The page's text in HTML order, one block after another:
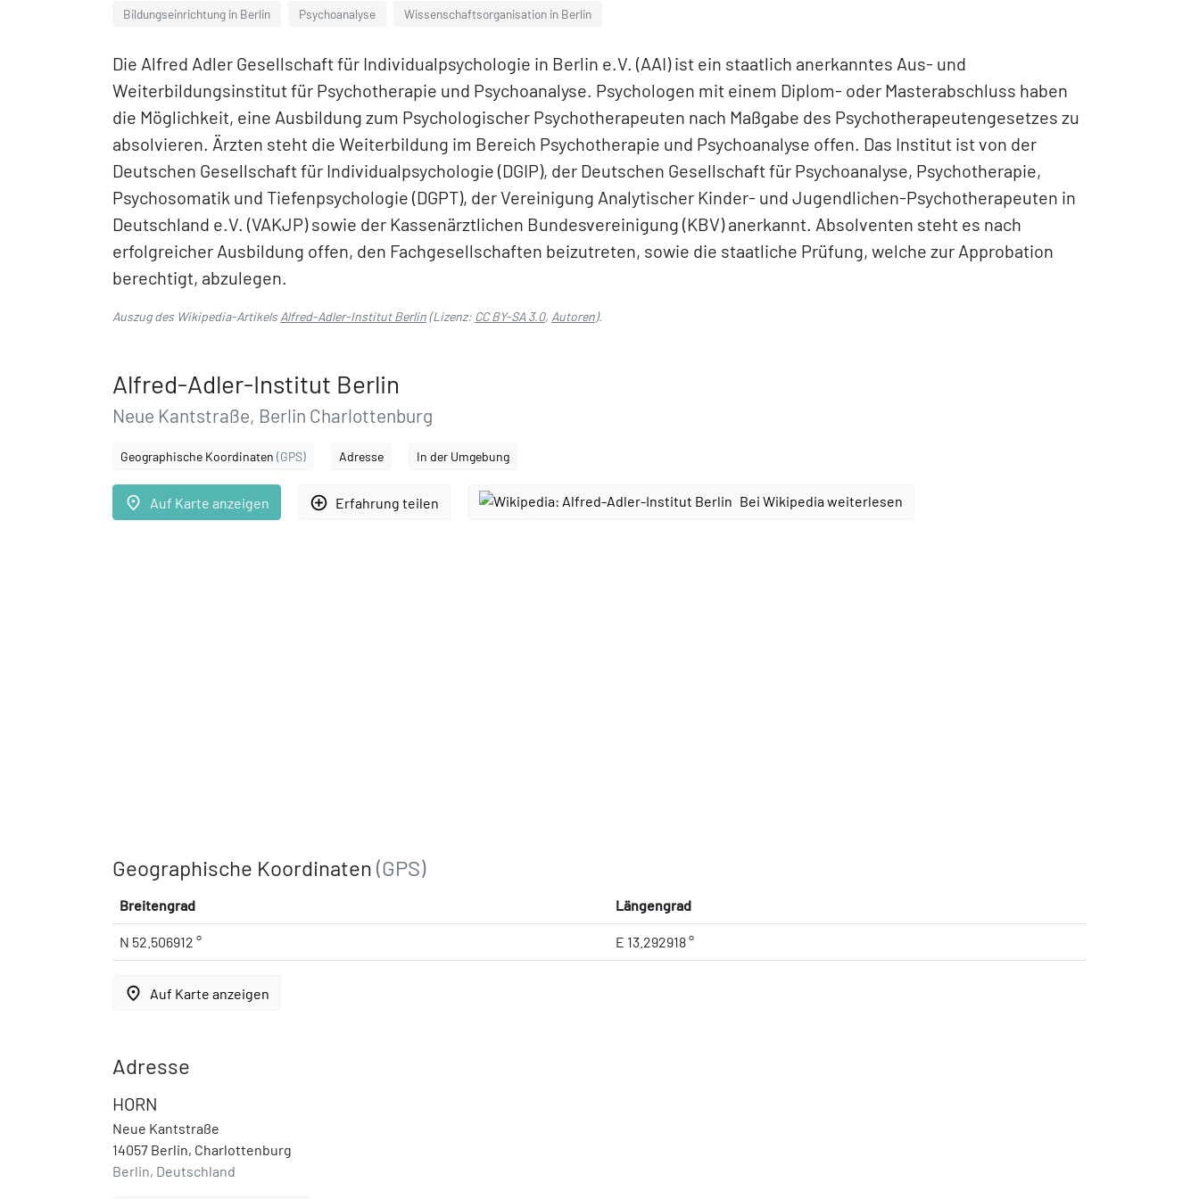
Bildungseinrichtung in Berlin Psychoanalyse Wissenschaftsorganisation in Berlin
Die Alfred Adler Gesellschaft für Individualpsychologie in Berlin e.V. (AAI) ist ein staatlich anerkanntes Aus- und
Weiterbildungsinstitut für Psychotherapie und Psychoanalyse. Psychologen mit einem Diplom- oder Masterabschluss haben
die Möglichkeit, eine Ausbildung zum Psychologischer Psychotherapeuten nach Maßgabe des Psychotherapeutengesetzes zu
absolvieren. Ärzten steht die Weiterbildung im Bereich Psychotherapie und Psychoanalyse offen. Das Institut ist von der
Deutschen Gesellschaft für Individualpsychologie (DGIP), der Deutschen Gesellschaft für Psychoanalyse, Psychotherapie,
Psychosomatik und Tiefenpsychologie (DGPT), der Vereinigung Analytischer Kinder- und Jugendlichen-Psychotherapeuten in
Deutschland e.V. (VAKJP) sowie der Kassenärztlichen Bundesvereinigung (KBV) anerkannt. Absolventen steht es nach
erfolgreicher Ausbildung offen, den Fachgesellschaften beizutreten, sowie die staatliche Prüfung, welche zur Approbation
berechtigt, abzulegen.
Auszug des Wikipedia-ArtikelsAlfred-Adler-Institut Berlin(Lizenz: CC BY-SA 3.0, Autoren).
Alfred-Adler-Institut Berlin
Neue Kantstraße, Berlin Charlottenburg
Geographische Koordinaten (GPS) Adresse In der Umgebung
place Auf Karte anzeigen add_circle_outline Erfahrung teilen Bei Wikipedia weiterlesen
Geographische Koordinaten (GPS)
Breitengrad Längengrad
N 52.506912 ° E 13.292918 °
place Auf Karte anzeigen
Adresse
HORN
Neue Kantstraße
14057 Berlin, Charlottenburg
Berlin, Deutschland